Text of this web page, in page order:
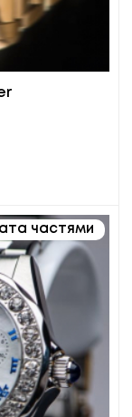
частями